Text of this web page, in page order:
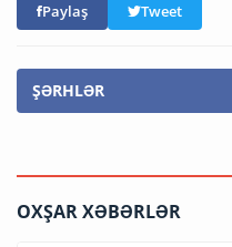
Paylaş Tweet
ŞƏRHLƏR
OXŞAR XƏBƏRLƏR